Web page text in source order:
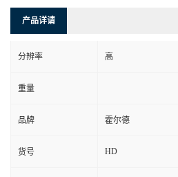
产品详请
分辨率 高
重量
品牌 霍尔德
货号 HD